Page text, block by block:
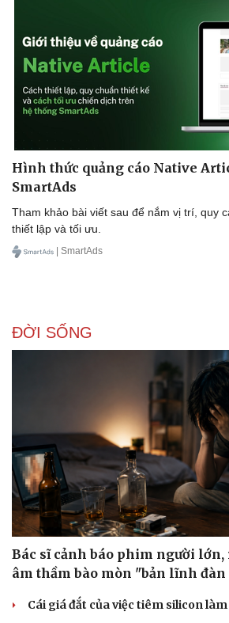
Doanh nghiệp
Thông tin doanh nghiệp
Doanh nghiệp 24h
Tin
Trải
Hình thức quảng cáo Native
SmartAds
Tham khảo bài viết sau để nắm vị trí, quy
thiết lập và tối ưu.
| SmartAds
ĐỜI SỐNG
Bác sĩ cảnh báo phim người lớn,
âm thầm bào mòn "bản lĩnh
Cái giá đắt của việc tiêm silicon